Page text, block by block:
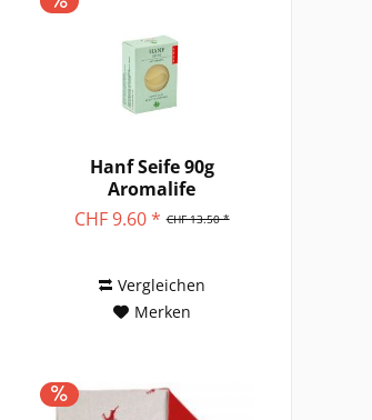
Hanf Seife 90g
Aromalife
CHF 13.50 *
CHF 9.60 *
Vergleichen
Merken